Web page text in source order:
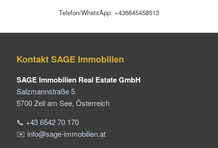
Telefon/WhatsApp: +436645458513
Kontakt SAGE Immobilien
SAGE Immobilien Real Estate GmbH
Salzmannstraße 5
5700 Zell am See, Österreich
📞 +43 6542 70 170
✉️ info@sage-immobilien.at